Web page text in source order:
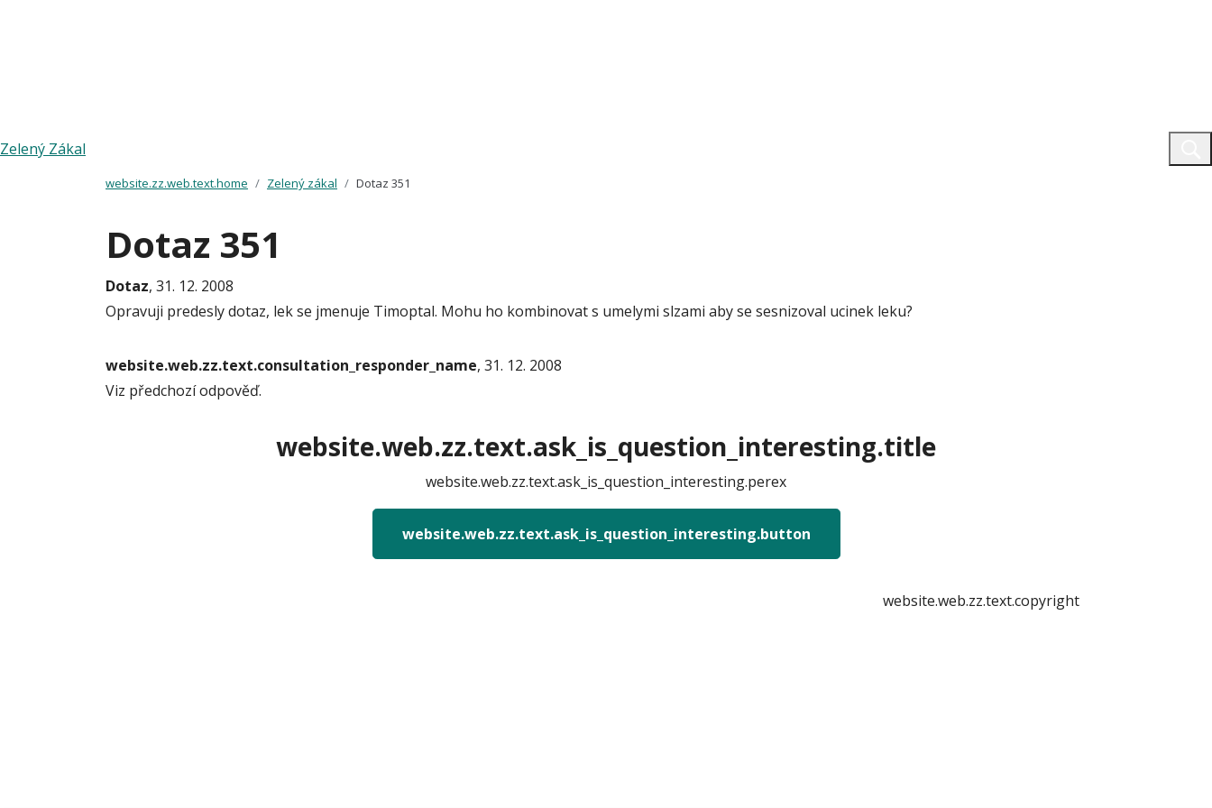
Zelený Zákal
website.zz.web.text.home Zelený zákal Dotaz 351
Dotaz 351
Dotaz, 31. 12. 2008
Opravuji predesly dotaz, lek se jmenuje Timoptal. Mohu ho kombinovat s umelymi slzami aby se sesnizoval ucinek leku?
website.web.zz.text.consultation_responder_name, 31. 12. 2008
Viz předchozí odpověď.
website.web.zz.text.ask_is_question_interesting.title
website.web.zz.text.ask_is_question_interesting.perex
website.web.zz.text.ask_is_question_interesting.button
website.web.zz.text.copyright